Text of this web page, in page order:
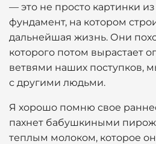
— это не просто картинки
фундамент, на котором
дальнейшая жизнь. Они
которого потом вырастает
ветвями наших поступков,
с другими людьми.
Я хорошо помню свое
пахнет бабушкиными
теплым молоком, которое